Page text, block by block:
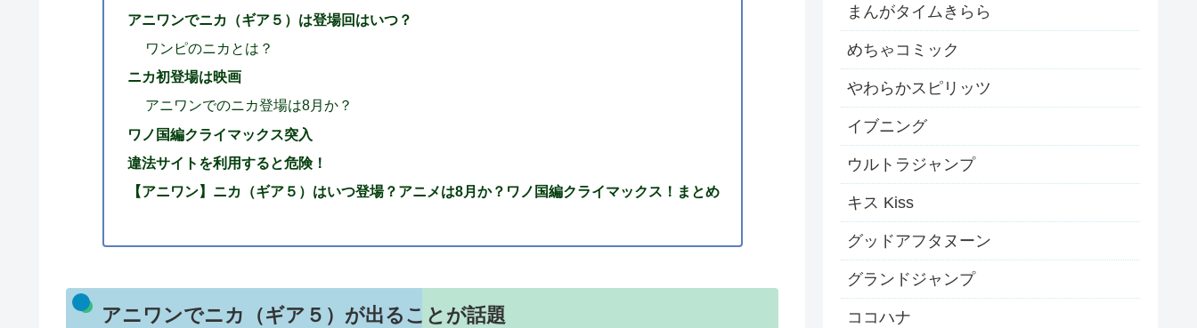
アニワンでニカ（ギア５）は登場回はいつ？
ワンピのニカとは？
ニカ初登場は映画
アニワンでのニカ登場は8月か？
ワノ国編クライマックス突入
違法サイトを利用すると危険！
【アニワン】ニカ（ギア５）はいつ登場？アニメは8月か？ワノ国編クライマックス！まとめ
アニワンでニカ（ギア５）が出ることが話題
まんがタイムきらら
めちゃコミック
やわらかスピリッツ
イブニング
ウルトラジャンプ
キス Kiss
グッドアフタヌーン
グランドジャンプ
ココハナ